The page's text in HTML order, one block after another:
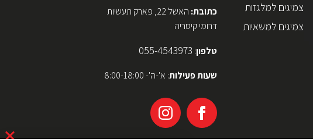
צמיגים למלגזות
צמיגים למשאיות
כתובת:
האשל 22, פארק תעשיות
דרומי קיסריה
טלפון:
055-4543973
שעות פעילות: א'-ה'- 8:00-18:00